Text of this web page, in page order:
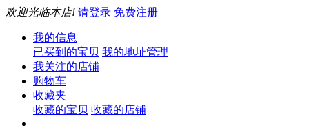
欢迎光临本店! 请登录 免费注册
我的信息
已买到的宝贝 我的地址管理
我关注的店铺
购物车
收藏夹
收藏的宝贝 收藏的店铺